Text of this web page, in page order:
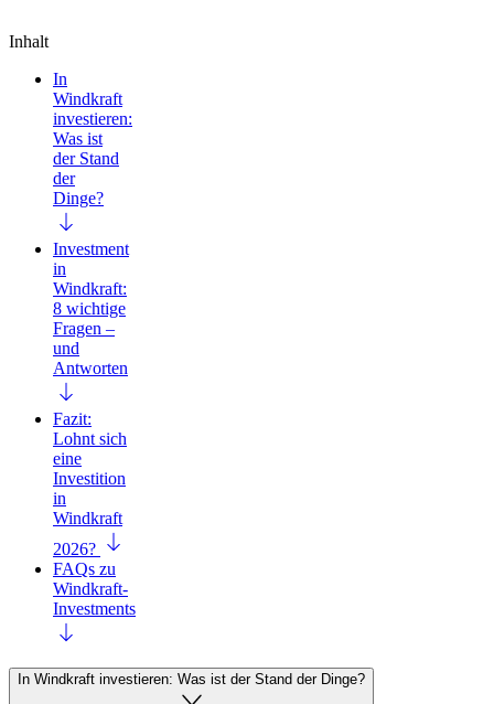
Inhalt
In
Windkraft
investieren:
Was ist
der Stand
der
Dinge?
Investment
in
Windkraft:
8 wichtige
Fragen –
und
Antworten
Fazit:
Lohnt sich
eine
Investition
in
Windkraft
2026?
FAQs zu
Windkraft-
Investments
In Windkraft investieren: Was ist der Stand der Dinge?